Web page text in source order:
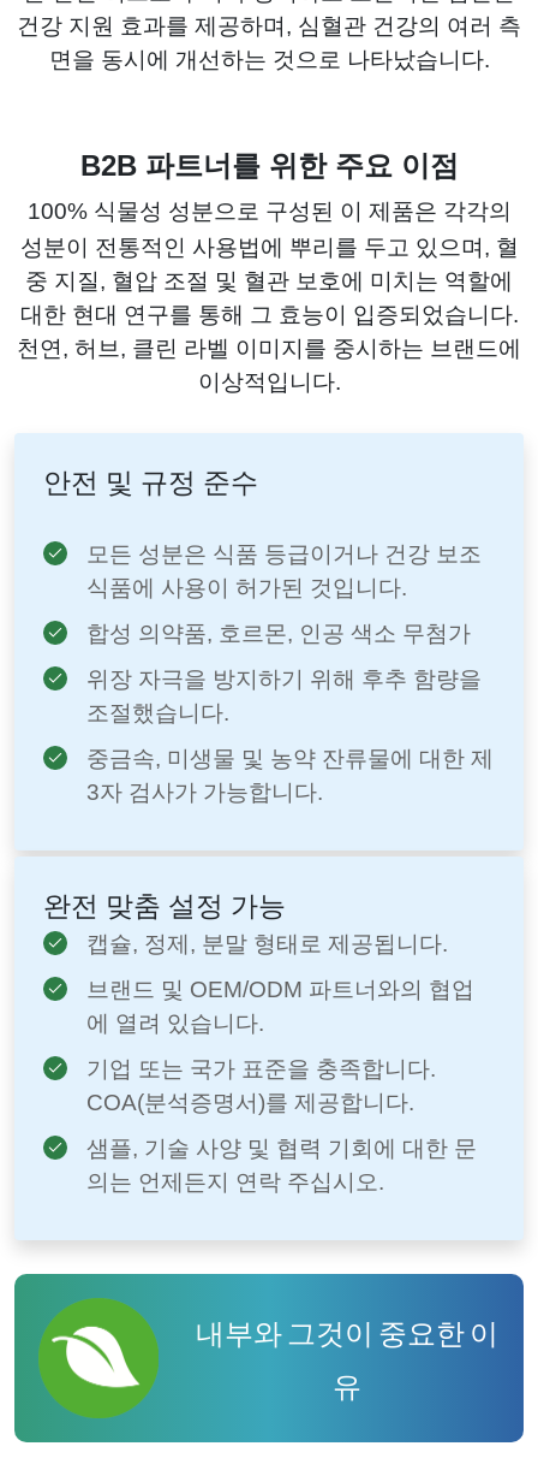
건강 지원 효과를 제공하며, 심혈관 건강의 여러 측
면을 동시에 개선하는 것으로 나타났습니다.
B2B 파트너를 위한 주요 이점
100% 식물성 성분으로 구성된 이 제품은 각각의
성분이 전통적인 사용법에 뿌리를 두고 있으며, 혈
중 지질, 혈압 조절 및 혈관 보호에 미치는 역할에
대한 현대 연구를 통해 그 효능이 입증되었습니다.
천연, 허브, 클린 라벨 이미지를 중시하는 브랜드에
이상적입니다.
안전 및 규정 준수
모든 성분은 식품 등급이거나 건강 보조
식품에 사용이 허가된 것입니다.
합성 의약품, 호르몬, 인공 색소 무첨가
위장 자극을 방지하기 위해 후추 함량을
조절했습니다.
중금속, 미생물 및 농약 잔류물에 대한 제
3자 검사가 가능합니다.
완전 맞춤 설정 가능
캡슐, 정제, 분말 형태로 제공됩니다.
브랜드 및 OEM/ODM 파트너와의 협업
에 열려 있습니다.
기업 또는 국가 표준을 충족합니다.
COA(분석증명서)를 제공합니다.
샘플, 기술 사양 및 협력 기회에 대한 문
의는 언제든지 연락 주십시오.
내부와 그것이 중요한 이
유